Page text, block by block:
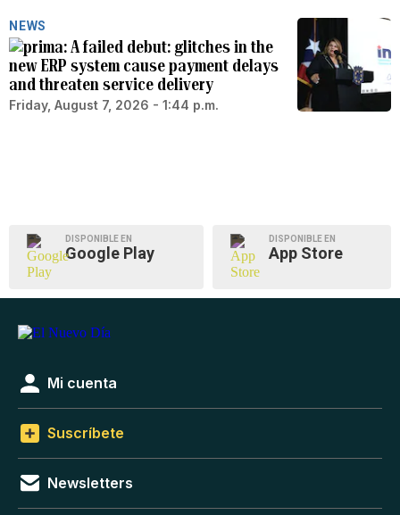
NEWS
A failed debut: glitches in the
new ERP system cause payment delays
and threaten service delivery
Friday, August 7, 2026 - 1:44 p.m.
DISPONIBLE EN
Google Play
DISPONIBLE EN
App Store
Mi cuenta
Suscríbete
Newsletters